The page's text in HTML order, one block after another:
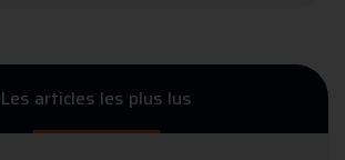
Les articles les plus lus